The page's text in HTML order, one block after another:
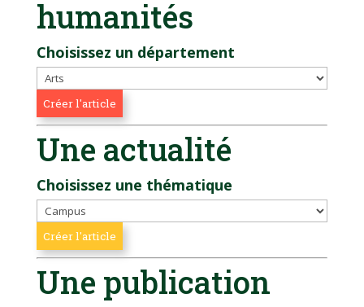
humanités
Choisissez un département
Une actualité
Choisissez une thématique
Une publication